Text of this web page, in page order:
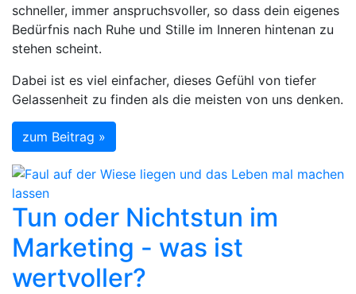
schneller, immer anspruchsvoller, so dass dein eigenes
Bedürfnis nach Ruhe und Stille im Inneren hintenan zu
stehen scheint.
Dabei ist es viel einfacher, dieses Gefühl von tiefer
Gelassenheit zu finden als die meisten von uns denken.
zum Beitrag »
Tun oder Nichtstun im
Marketing - was ist
wertvoller?